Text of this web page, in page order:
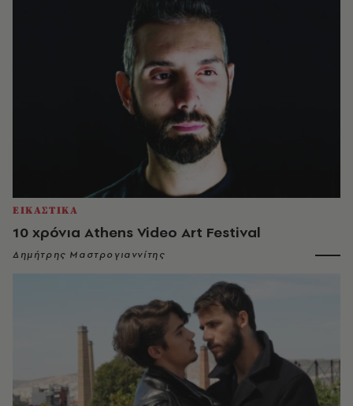
ΕΙΚΑΣΤΙΚΑ
10 χρόνια Athens Video Art Festival
Δημήτρης Μαστρογιαννίτης